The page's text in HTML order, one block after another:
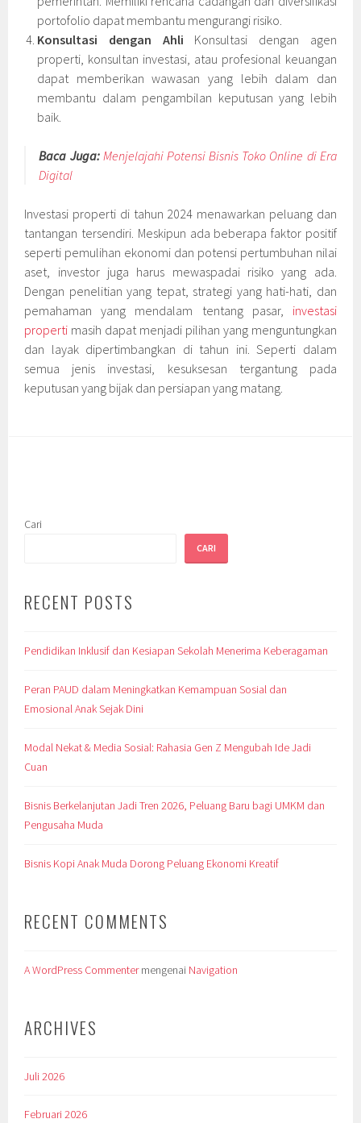
portofolio dapat membantu mengurangi risiko.
Konsultasi dengan Ahli Konsultasi dengan agen
properti, konsultan investasi, atau profesional keuangan
dapat memberikan wawasan yang lebih dalam dan
membantu dalam pengambilan keputusan yang lebih
baik.
Baca Juga: Menjelajahi Potensi Bisnis Toko Online di Era
Digital
Investasi properti di tahun 2024 menawarkan peluang dan
tantangan tersendiri. Meskipun ada beberapa faktor positif
seperti pemulihan ekonomi dan potensi pertumbuhan nilai
aset, investor juga harus mewaspadai risiko yang ada.
Dengan penelitian yang tepat, strategi yang hati-hati, dan
pemahaman yang mendalam tentang pasar, investasi
properti masih dapat menjadi pilihan yang menguntungkan
dan layak dipertimbangkan di tahun ini. Seperti dalam
semua jenis investasi, kesuksesan tergantung pada
keputusan yang bijak dan persiapan yang matang.
Cari
CARI
RECENT POSTS
Pendidikan Inklusif dan Kesiapan Sekolah Menerima Keberagaman
Peran PAUD dalam Meningkatkan Kemampuan Sosial dan
Emosional Anak Sejak Dini
Modal Nekat & Media Sosial: Rahasia Gen Z Mengubah Ide Jadi
Cuan
Bisnis Berkelanjutan Jadi Tren 2026, Peluang Baru bagi UMKM dan
Pengusaha Muda
Bisnis Kopi Anak Muda Dorong Peluang Ekonomi Kreatif
RECENT COMMENTS
A WordPress Commentermengenai Navigation
ARCHIVES
Juli 2026
Februari 2026